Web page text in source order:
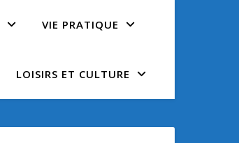
VIE PRATIQUE
LOISIRS ET CULTURE